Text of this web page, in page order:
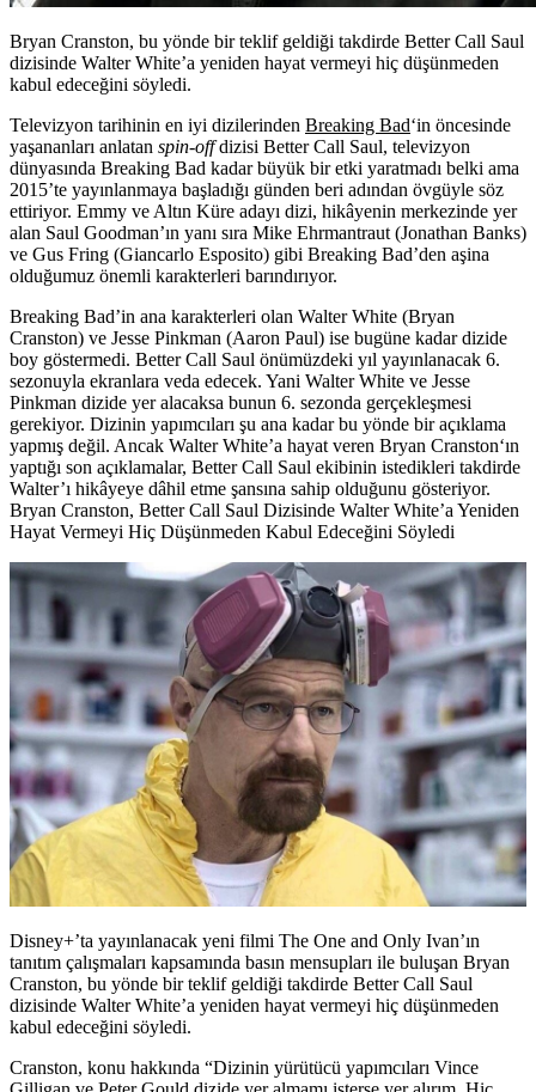
Bryan Cranston, bu yönde bir teklif geldiği takdirde Better Call Saul
dizisinde Walter White’a yeniden hayat vermeyi hiç düşünmeden
kabul edeceğini söyledi.
Televizyon tarihinin en iyi dizilerinden Breaking Bad‘in öncesinde
yaşananları anlatan spin-offdizisi Better Call Saul, televizyon
dünyasında Breaking Bad kadar büyük bir etki yaratmadı belki ama
2015’te yayınlanmaya başladığı günden beri adından övgüyle söz
ettiriyor. Emmy ve Altın Küre adayı dizi, hikâyenin merkezinde yer
alan Saul Goodman’ın yanı sıra Mike Ehrmantraut (Jonathan Banks)
ve Gus Fring (Giancarlo Esposito) gibi Breaking Bad’den aşina
olduğumuz önemli karakterleri barındırıyor.
Breaking Bad’in ana karakterleri olan Walter White (Bryan
Cranston) ve Jesse Pinkman (Aaron Paul) ise bugüne kadar dizide
boy göstermedi. Better Call Saul önümüzdeki yıl yayınlanacak 6.
sezonuyla ekranlara veda edecek. Yani Walter White ve Jesse
Pinkman dizide yer alacaksa bunun 6. sezonda gerçekleşmesi
gerekiyor. Dizinin yapımcıları şu ana kadar bu yönde bir açıklama
yapmış değil. Ancak Walter White’a hayat veren Bryan Cranston‘ın
yaptığı son açıklamalar, Better Call Saul ekibinin istedikleri takdirde
Walter’ı hikâyeye dâhil etme şansına sahip olduğunu gösteriyor.
Bryan Cranston, Better Call Saul Dizisinde Walter White’a Yeniden
Hayat Vermeyi Hiç Düşünmeden Kabul Edeceğini Söyledi
Disney+’ta yayınlanacak yeni filmi The One and Only Ivan’ın
tanıtım çalışmaları kapsamında basın mensupları ile buluşan Bryan
Cranston, bu yönde bir teklif geldiği takdirde Better Call Saul
dizisinde Walter White’a yeniden hayat vermeyi hiç düşünmeden
kabul edeceğini söyledi.
Cranston, konu hakkında “Dizinin yürütücü yapımcıları Vince